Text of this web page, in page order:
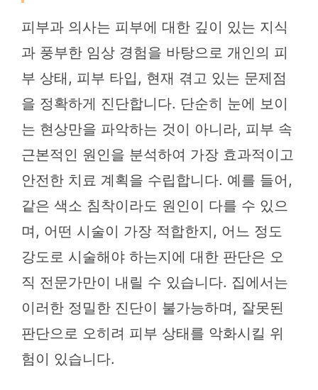
피부과 의사는 피부에 대한 깊이 있는 지식
과 풍부한 임상 경험을 바탕으로 개인의 피
부 상태, 피부 타입, 현재 겪고 있는 문제점
을 정확하게 진단합니다. 단순히 눈에 보이
는 현상만을 파악하는 것이 아니라, 피부 속
근본적인 원인을 분석하여 가장 효과적이고
안전한 치료 계획을 수립합니다. 예를 들어,
같은 색소 침착이라도 원인이 다를 수 있으
며, 어떤 시술이 가장 적합한지, 어느 정도
강도로 시술해야 하는지에 대한 판단은 오
직 전문가만이 내릴 수 있습니다. 집에서는
이러한 정밀한 진단이 불가능하며, 잘못된
판단으로 오히려 피부 상태를 악화시킬 위
험이 있습니다.